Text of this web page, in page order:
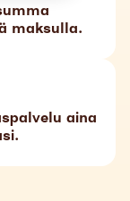
maksulla.
aina